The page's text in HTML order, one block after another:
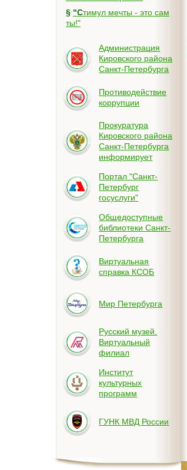
§ "Стимул мечты - это сам
ты!"
Администрация
Кировского района
Санкт-Петербурга
Противодействие
коррупции
Прокуратура
Кировского района
Санкт-Петербурга
информирует
Портал "Санкт-
Петербург
госуслуги"
Общедоступные
библиотеки Санкт-
Петербурга
Виртуальная
справка КСОБ
Мир Петербурга
Русский музей.
Виртуальный
филиал
Институт
культурных
программ
ГУНК МВД России